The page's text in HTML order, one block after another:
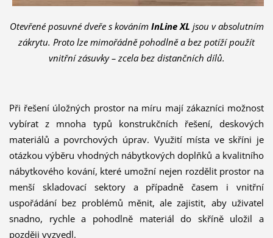
Otevřené posuvné dveře s kováním InLine XL jsou v absolutním
zákrytu. Proto lze mimořádně pohodlně a bez potíží použít
vnitřní zásuvky – zcela bez distančních dílů.
Při řešení úložných prostor na míru mají zákazníci možnost
vybírat z mnoha typů konstrukčních řešení, deskových
materiálů a povrchových úprav. Využití místa ve skříni je
otázkou výběru vhodných nábytkových doplňků a kvalitního
nábytkového kování, které umožní nejen rozdělit prostor na
menší skladovací sektory a případně časem i vnitřní
uspořádání bez problémů měnit, ale zajistit, aby uživatel
snadno, rychle a pohodlně materiál do skříně uložil a
později vyzvedl.